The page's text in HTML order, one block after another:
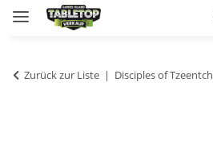
Zurück zur Liste Disciples of Tzeentch